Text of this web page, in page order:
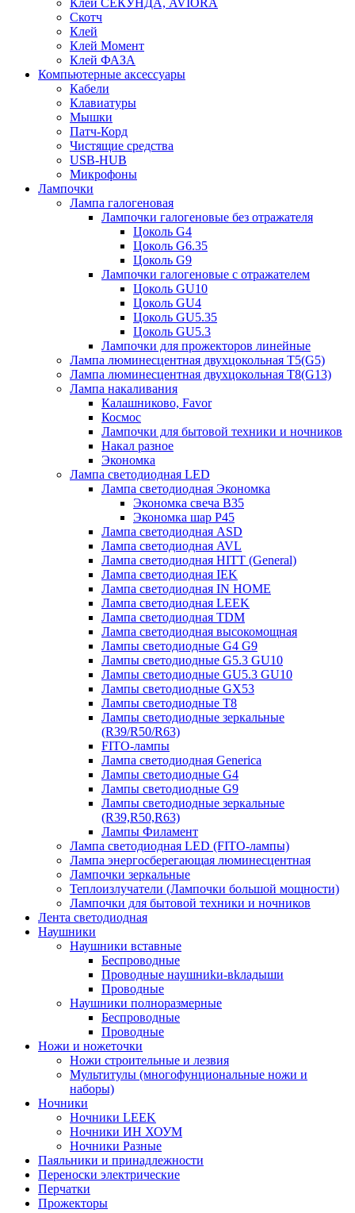
Клей СЕКУНДА, AVIORA
Скотч
Клей
Клей Момент
Клей ФАЗА
Компьютерные аксессуары
Кабели
Клавиатуры
Мышки
Патч-Корд
Чистящие средства
USB-HUB
Микрофоны
Лампочки
Лампа галогеновая
Лампочки галогеновые без отражателя
Цоколь G4
Цоколь G6.35
Цоколь G9
Лампочки галогеновые с отражателем
Цоколь GU10
Цоколь GU4
Цоколь GU5.35
Цоколь GU5.3
Лампочки для прожекторов линейные
Лампа люминесцентная двухцокольная Т5(G5)
Лампа люминесцентная двухцокольная Т8(G13)
Лампа накаливания
Калашниково, Favor
Космос
Лампочки для бытовой техники и ночников
Накал разное
Экономка
Лампа светодиодная LED
Лампа светодиодная Экономка
Экономка свеча B35
Экономка шар P45
Лампа светодиодная ASD
Лампа светодиодная AVL
Лампа светодиодная HITT (General)
Лампа светодиодная IEK
Лампа светодиодная IN HOME
Лампа светодиодная LEEK
Лампа светодиодная TDM
Лампа светодиодная высокомощная
Лампы светодиодные G4 G9
Лампы светодиодные G5.3 GU10
Лампы светодиодные GU5.3 GU10
Лампы светодиодные GX53
Лампы светодиодные T8
Лампы светодиодные зеркальные
(R39/R50/R63)
FITO-лампы
Лампа светодиодная Generica
Лампы светодиодные G4
Лампы светодиодные G9
Лампы светодиодные зеркальные
(R39,R50,R63)
Лампы Филамент
Лампа светодиодная LED (FITO-лампы)
Лампа энергосберегающая люминесцентная
Лампочки зеркальные
Теплоизлучатели (Лампочки большой мощности)
Лампочки для бытовой техники и ночников
Лента светодиодная
Наушники
Наушники вставные
Беспроводные
Пpoвoдныe нayшниkи-вkлaдыши
Проводные
Наушники полноразмерные
Беспроводные
Проводные
Ножи и ножеточки
Ножи строительные и лезвия
Мультитулы (многофунциональные ножи и
наборы)
Ночники
Ночники LEEK
Ночники ИН ХОУМ
Ночники Разные
Паяльники и принадлежности
Переноски электрические
Перчатки
Прожекторы